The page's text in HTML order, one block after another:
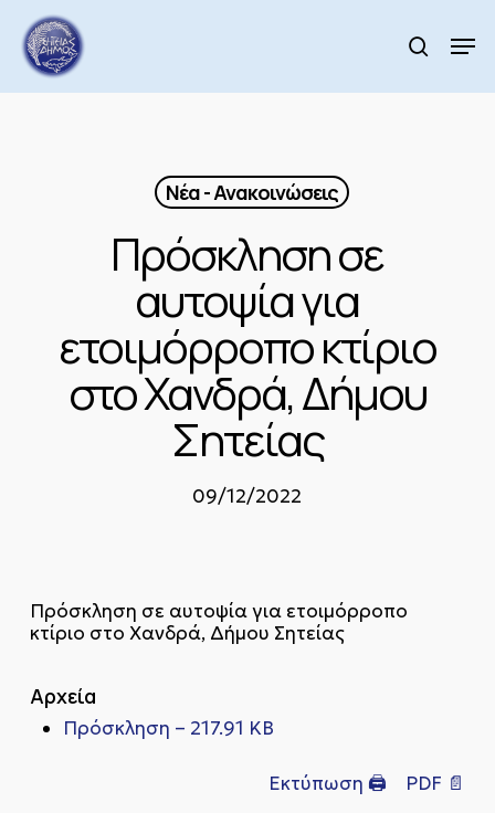
main
content
search
Νέα - Ανακοινώσεις
Πρόσκληση σε
αυτοψία για
ετοιμόρροπο κτίριο
στο Χανδρά, Δήμου
Σητείας
09/12/2022
Πρόσκληση σε αυτοψία για ετοιμόρροπο
κτίριο στο Χανδρά, Δήμου Σητείας
Αρχεία
Πρόσκληση – 217.91 KB
Εκτύπωση 🖨 PDF 📄
Menu